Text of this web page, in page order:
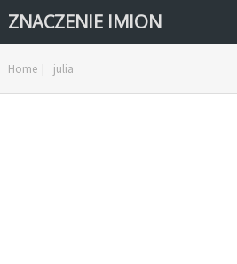
ZNACZENIE IMION
Home | julia